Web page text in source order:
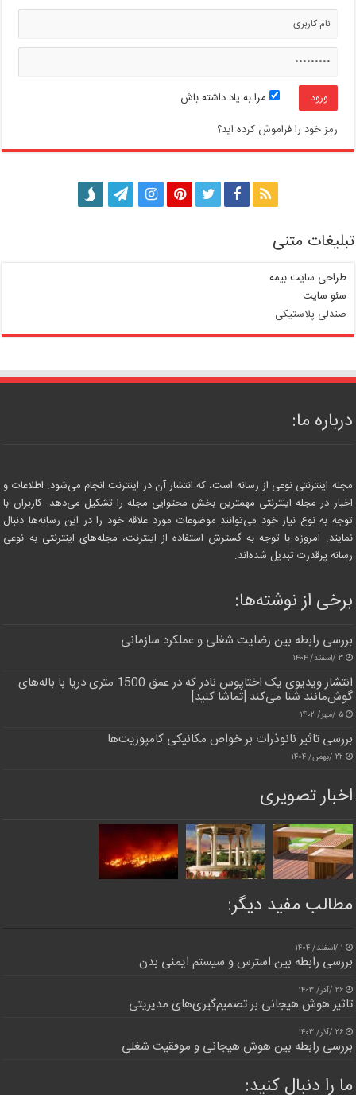
مرا به یاد داشته باش
رمز خود را فراموش کرده اید؟
تبلیغات متنی
طراحی سایت بیمه
سئو سایت
صندلی پلاستیکی
درباره ما:
مجله اینترنتی نوعی از رسانه است، که انتشار آن در اینترنت انجام می‌شود. اطلاعات و
اخبار در مجله اینترنتی مهمترین بخش محتوایی مجله را تشکیل می‌دهد. کاربران با
توجه به نوع نیاز خود می‌توانند موضوعات مورد علاقه خود را در این رسانه‌ها دنبال
نمایند. امروزه با توجه به گسترش استفاده از اینترنت، مجله‌های اینترنتی به نوعی
رسانه پرقدرت تبدیل شده‌اند.
برخی از نوشته‌ها:
بررسی رابطه بین رضایت شغلی و عملکرد سازمانی
۳ /اسفند/ ۱۴۰۴
انتشار ویدیوی یک اختاپوس نادر که در عمق 1500 متری دریا با باله‌های
گوش‌مانند شنا می‌کند [تماشا کنید]
۵ /مهر/ ۱۴۰۲
بررسی تاثیر نانوذرات بر خواص مکانیکی کامپوزیت‌ها
۲۲ /بهمن/ ۱۴۰۴
اخبار تصویری
مطالب مفید دیگر:
۱ /اسفند/ ۱۴۰۴
بررسی رابطه بین استرس و سیستم ایمنی بدن
۲۶ /آذر/ ۱۴۰۳
تاثیر هوش هیجانی بر تصمیم‌گیری‌های مدیریتی
۲۶ /آذر/ ۱۴۰۳
بررسی رابطه بین هوش هیجانی و موفقیت شغلی
ما را دنبال کنید: